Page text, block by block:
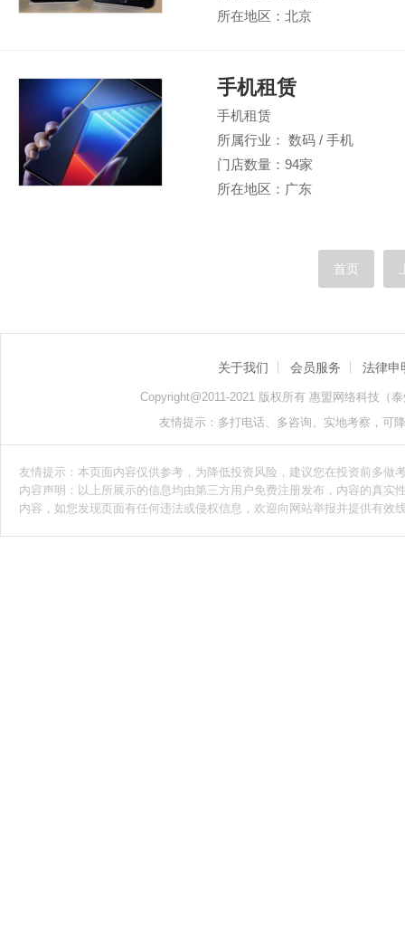
所在地区：北京
手机租赁
手机租赁
所属行业： 数码 / 手机
门店数量：94家
所在地区：广东
首页
关于我们 会员服务 法律申
Copyright@2011-2021 版权所有 惠盟网络科技（
友情提示：多打电话、多咨询、实地考察，可
友情提示：本页面内容仅供参考，为降低投资风险，建议您在投资前多
内容声明：以上所展示的信息均由第三方用户免费注册发布，内容的真
内容，如您发现页面有任何违法或侵权信息，欢迎向网站举报并提供有效